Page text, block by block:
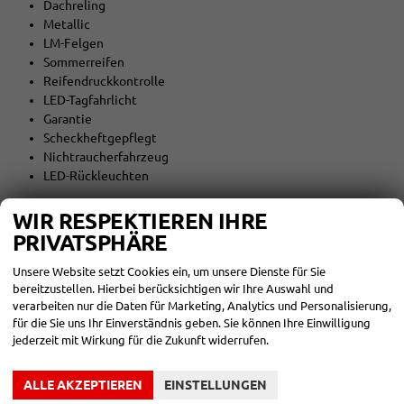
Dachreling
Metallic
LM-Felgen
Sommerreifen
Reifendruckkontrolle
LED-Tagfahrlicht
Garantie
Scheckheftgepflegt
Nichtraucherfahrzeug
LED-Rückleuchten
AUßEN:
17 Zoll Räder
Tageszulassung: 30.06.2026
Garantiestart: 27.02.2026
ausdrücklich vorbehalten. Die Fahrzeugbeschreibung dient
lediglich der allgemeinen Identifizierung des Fahrzeuges und
WIR RESPEKTIEREN IHRE
PRIVATSPHÄRE
Unsere Website setzt Cookies ein, um unsere Dienste für Sie
bereitzustellen. Hierbei berücksichtigen wir Ihre Auswahl und
verarbeiten nur die Daten für Marketing, Analytics und Personalisierung,
für die Sie uns Ihr Einverständnis geben. Sie können Ihre Einwilligung
jederzeit mit Wirkung für die Zukunft widerrufen.
ALLE AKZEPTIEREN EINSTELLUNGEN